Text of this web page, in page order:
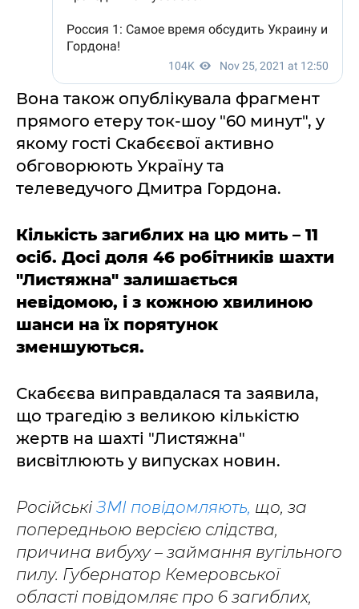
Вона також опублікувала фрагмент
прямого етеру ток-шоу "60 минут", у
якому гості Скабєєвої активно
обговорюють Україну та
телеведучого Дмитра Гордона.
Кількість загиблих на цю мить – 11
осіб. Досі доля 46 робітників шахти
"Листяжна" залишається
невідомою, і з кожною хвилиною
шанси на їх порятунок
зменшуються.
Скабєєва виправдалася та заявила,
що трагедію з великою кількістю
жертв на шахті "Листяжна"
висвітлюють у випусках новин.
Російські ЗМІ повідомляють, що, за
попередньою версією слідства,
причина вибуху – займання вугільного
пилу. Губернатор Кемеровської
області повідомляє про 6 загиблих,